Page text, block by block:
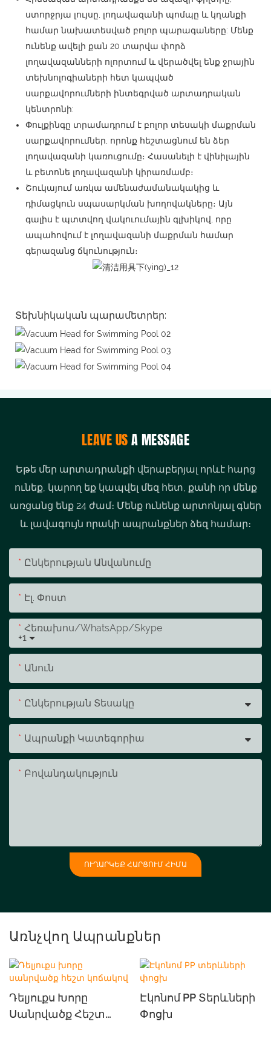
ստորջրյա լույսը, լողավազանի պոմպը և կղանքի
համար նախատեսված բոլոր պարագաները: Մենք
ունենք ավելի քան 20 տարվա փորձ
լողավազանների ոլորտում և վերածվել ենք ջրային
տեխնոլոգիաների հետ կապված
սարքավորումների ինտեգրված արտադրական
կենտրոնի:
Փուլքինգը տրամադրում է բոլոր տեսակի մաքրման
սարքավորումներ, որոնք հեշտացնում են ձեր
լողավազանի կառուցումը։ Հասանելի է վինիլային
և բետոնե լողավազանի կիրառմամբ։
Շուկայում առկա ամենաժամանակակից և
դիմացկուն սպասարկման խողովակները։ Այն
գալիս է պտտվող վակուումային գլխիկով, որը
ապահովում է լողավազանի մաքրման համար
գերազանց ճկունություն։
Տեխնիկական պարամետրեր:
LEAVE USA MESSAGE
Եթե ​​մեր արտադրանքի վերաբերյալ որևէ հարց
ունեք, կարող եք կապվել մեզ հետ, քանի որ մենք
առցանց ենք 24 ժամ։ Մենք ունենք արտոնյալ գներ
և լավագույն որակի ապրանքներ ձեզ համար։
Ընկերության Անվանումը
Էլ. Փոստ
+1
Հեռախոս/whatsApp/skype
Անուն
Ընկերության Տեսակը
Ապրանքի Կատեգորիա
Բովանդակություն
ՈՒՂԱՐԿԵՔ ՀԱՐՑՈՒՄ ՀԻՄԱ
Առնչվող Ապրանքներ
Դելյուքս Խորը
Սանրվածք Հեշտ
Էկոնոմ PP Տերևների
Փոցխ